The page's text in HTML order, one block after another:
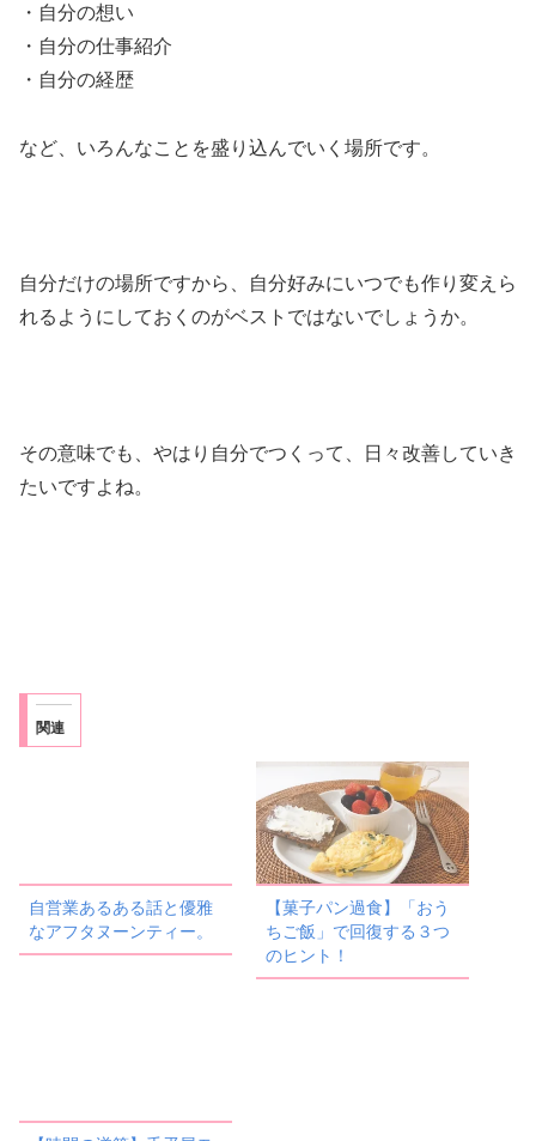
・自分の想い
・自分の仕事紹介
・自分の経歴
など、いろんなことを盛り込んでいく場所です。
自分だけの場所ですから、自分好みにいつでも作り変えら
れるようにしておくのがベストではないでしょうか。
その意味でも、やはり自分でつくって、日々改善していき
たいですよね。
関連
自営業あるある話と優雅
なアフタヌーンティー。
【菓子パン過食】「おう
ちご飯」で回復する３つ
のヒント！